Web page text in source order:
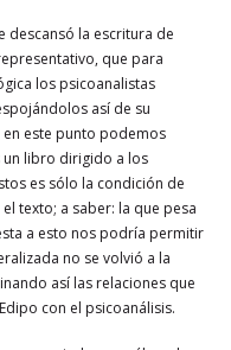
descansó la escritura de
que para
los psicoanalistas
así de su
este punto podemos
un libro dirigido a los
es sólo la condición de
texto; a saber: la que pesa
a esto nos podría permitir
no se volvió a la
así las relaciones que
con el psicoanálisis.